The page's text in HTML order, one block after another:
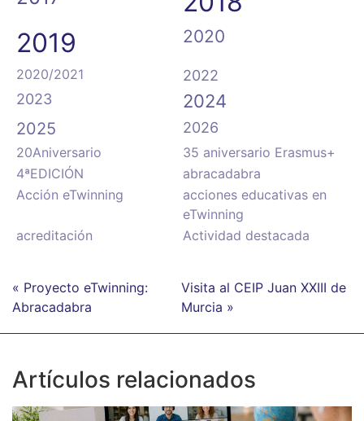
2019
2020
2020/2021
2022
2023
2024
2025 2026
20Aniversario
35 aniversario Erasmus+
4ªEDICIÓN
abracadabra
Acción eTwinning
acciones educativas en
eTwinning
acreditación
Actividad destacada
« Proyecto eTwinning:
Abracadabra
Visita al CEIP Juan XXIII de
Murcia »
Artículos relacionados